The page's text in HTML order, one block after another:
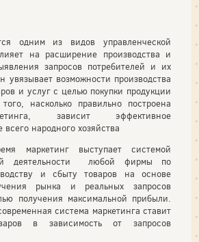
одним из видов управленческой
на расширение производства и
запросов потребителей и их
увязывает возможности производства
и услуг с целью покупки продукции
насколько правильно построена
зависит эффективное
народного хозяйства
маркетинг выступает системой
деятельности любой фирмы по
и сбыту товаров на основе
рынка и реальных запросов
получения максимальной прибыли.
система маркетинга ставит
в зависимость от запросов